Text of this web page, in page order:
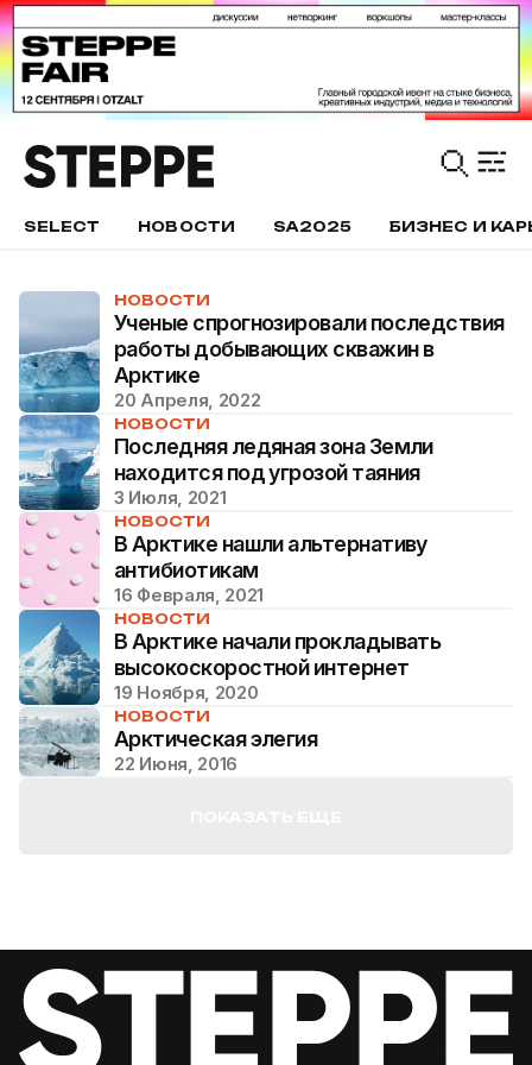
SELECT НОВОСТИ SA2025 БИЗНЕС И
НОВОСТИ
Ученые спрогнозировали последствия
работы добывающих скважин в
Арктике
20 Апреля, 2022
НОВОСТИ
Последняя ледяная зона Земли
находится под угрозой таяния
3 Июля, 2021
НОВОСТИ
В Арктике нашли альтернативу
антибиотикам
16 Февраля, 2021
НОВОСТИ
В Арктике начали прокладывать
высокоскоростной интернет
19 Ноября, 2020
НОВОСТИ
Арктическая элегия
22 Июня, 2016